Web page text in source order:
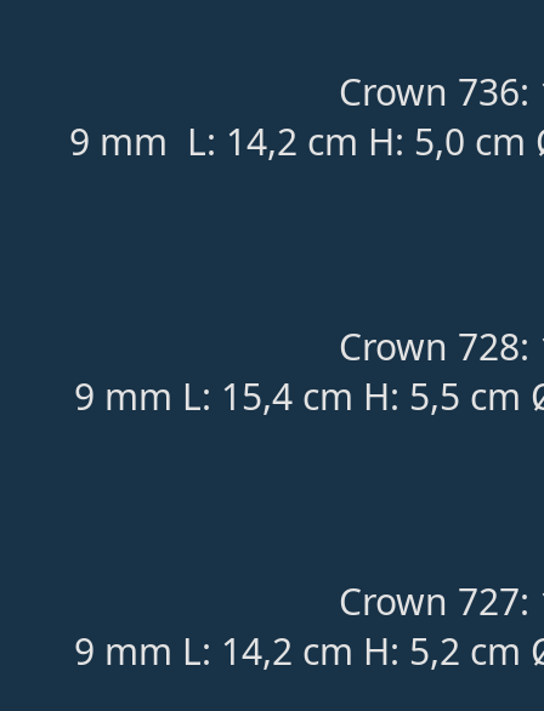
Crown 736:
9 mm L: 14,2 cm H: 5,0
Crown 728:
9 mm L: 15,4 cm H: 5,5
Crown 727:
9 mm L: 14,2 cm H: 5,2